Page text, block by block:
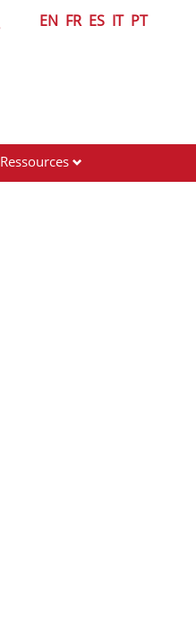
EN FR ES IT PT
Ressources